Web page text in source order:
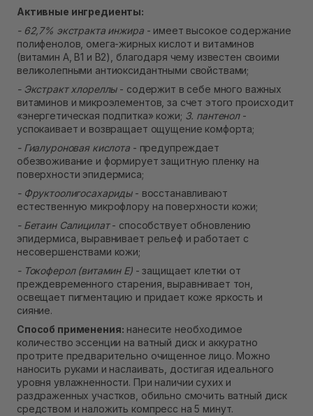
Активные ингредиенты:
- 62,7% экстракта инжира- имеет высокое содержание
полифенолов, омега-жирных кислот и витаминов
(витамин А, В1 и В2), благодаря чему известен своими
великолепными антиоксидантными свойствами;
- Экстракт хлореллы- содержит в себе много важных
витаминов и микроэлементов, за счет этого происходит
«энергетическая подпитка» кожи; 3. пантенол-
успокаивает и возвращает ощущение комфорта;
- Гиалуроновая кислота - предупреждает
обезвоживание и формирует защитную пленку на
поверхности эпидермиса;
- Фруктоолигосахариды- восстанавливают
естественную микрофлору на поверхности кожи;
- Бетаин Салицилат- способствует обновлению
эпидермиса, выравнивает рельеф и работает с
несовершенствами кожи;
- Токоферол (витамин Е) - защищает клетки от
преждевременного старения, выравнивает тон,
освещает пигментацию и придает коже яркость и
сияние.
Способ применения: нанесите необходимое
количество эссенции на ватный диск и аккуратно
протрите предварительно очищенное лицо. Можно
наносить руками и наслаивать, достигая идеального
уровня увлажненности. При наличии сухих и
раздраженных участков, обильно смочить ватный диск
средством и наложить компресс на 5 минут.